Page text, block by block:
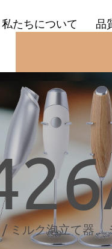
私たちについて 品
/ ミルク泡立て器